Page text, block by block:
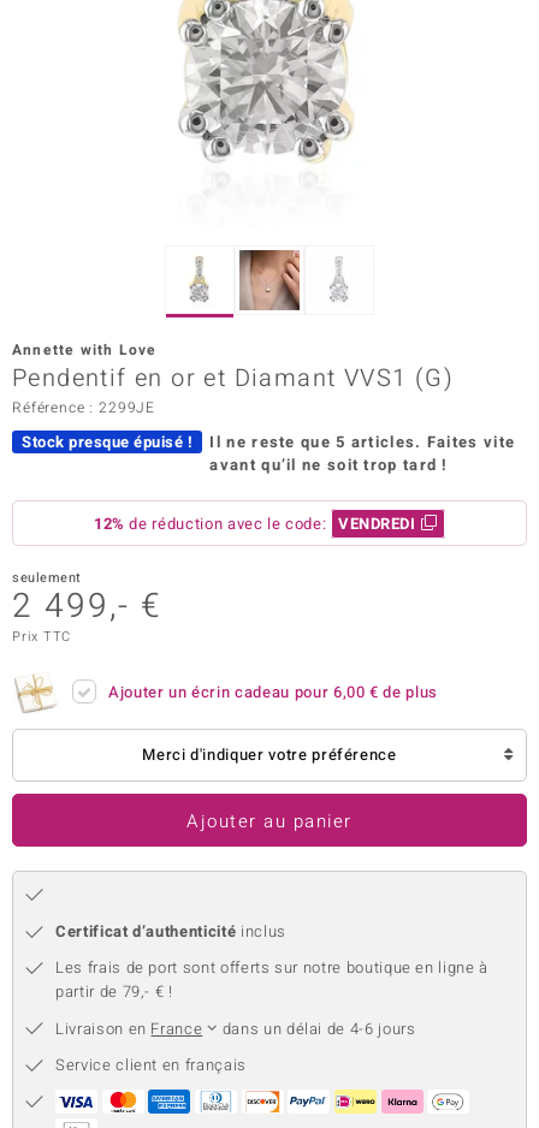
Collection
Annette with Love
Pendentif en or et Diamant VVS1 (G)
Référence : 2299JE
Stock presque épuisé ! Il ne reste que 5 articles. Faites vite
avant qu’il ne soit trop tard !
12% de réduction avec le code: VENDREDI
seulement
2 499,- €
Prix TTC
Ajouter un écrin cadeau pour 6,00 € de plus
Merci d'indiquer votre préférence
Ajouter au panier
Certificat d’authenticité inclus
Les frais de port sont offerts sur notre boutique en ligne à
partir de 79,- € !
Livraison en France
dans un délai de 4-6 jours
Service client en français